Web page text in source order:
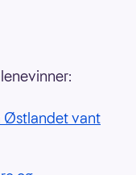
Østlandet vant